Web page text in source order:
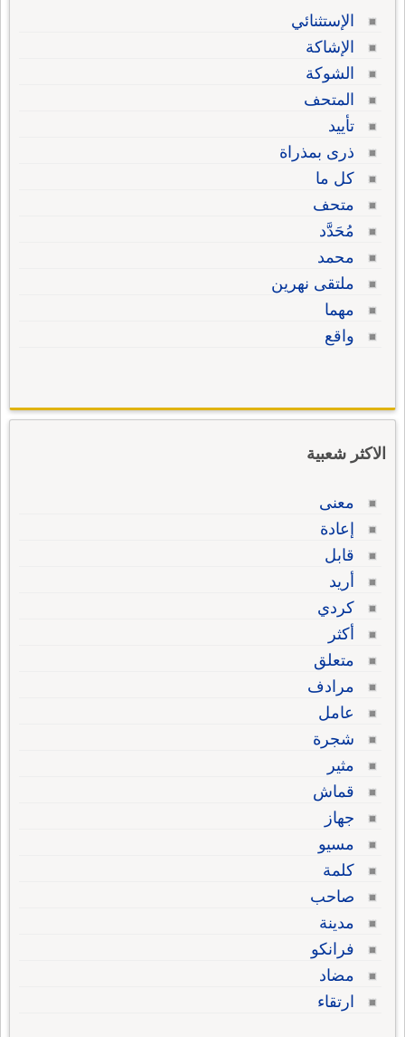
الإستثنائي
الإشاكة
الشوكة
المتحف
تأييد
ذرى بمذراة
كل ما
متحف
مُحَدَّد
محمد
ملتقى نهرين
مهما
واقع
الاكثر شعبية
معنى
إعادة
قابل
أريد
كردي
أكثر
متعلق
مرادف
عامل
شجرة
مثير
قماش
جهاز
مسيو
كلمة
صاحب
مدينة
فرانكو
مضاد
ارتقاء